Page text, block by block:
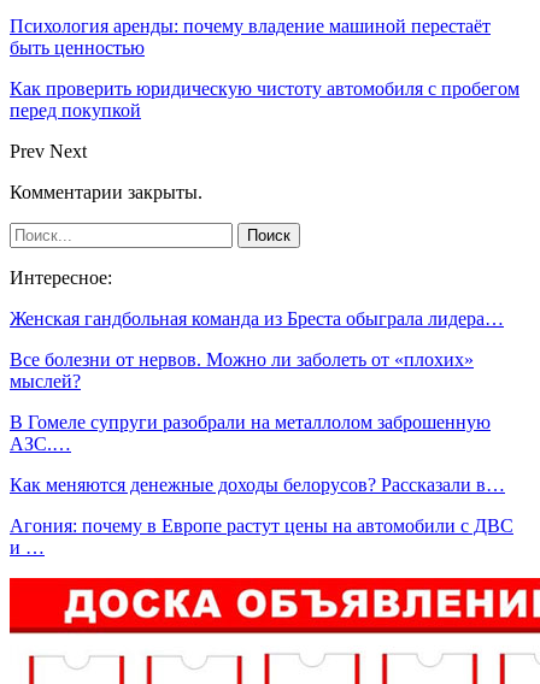
Психология аренды: почему владение машиной перестаёт
быть ценностью
Как проверить юридическую чистоту автомобиля с пробегом
перед покупкой
Prev Next
Комментарии закрыты.
Интересное:
Женская гандбольная команда из Бреста обыграла лидера…
Все болезни от нервов. Можно ли заболеть от «плохих»
мыслей?
В Гомеле супруги разобрали на металлолом заброшенную
АЗС.…
Как меняются денежные доходы белорусов? Рассказали в…
Агония: почему в Европе растут цены на автомобили с ДВС
и …